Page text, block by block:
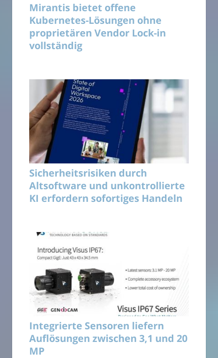
Mirantis bietet offene
Kubernetes-Lösungen ohne
proprietären Vendor Lock-in
vollständig
Sicherheitsrisiken durch
Altsoftware und unkontrollierte
KI erfordern sofortiges Handeln
Integrierte Sensoren liefern
Auflösungen zwischen 3,1 und 20
MP